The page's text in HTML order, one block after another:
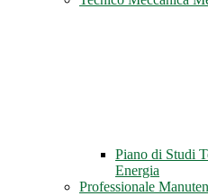
Piano di Studi
Energia
Professionale